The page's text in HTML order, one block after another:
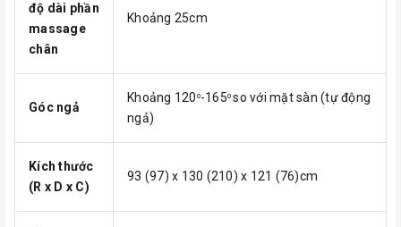
độ dài phần
massage
chân
Khoảng 25cm
Góc ngả
Khoảng 120 o-165oso với mặt sàn (tự động
ngả)
Kích thước
(R x D x C)
93 (97) x 130 (210) x 121 (76)cm